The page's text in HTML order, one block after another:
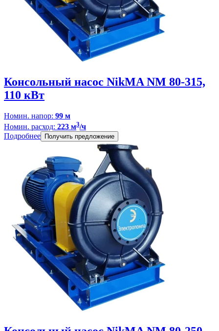
Консольный насос NikMA NM 80-315,
110 кВт
Номин. напор: 99 м
Номин. расход: 223 м3/ч
Подробнее
Получить предложение